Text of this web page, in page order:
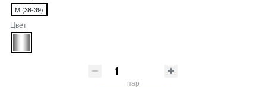
M (38-39)
Цвет
пар